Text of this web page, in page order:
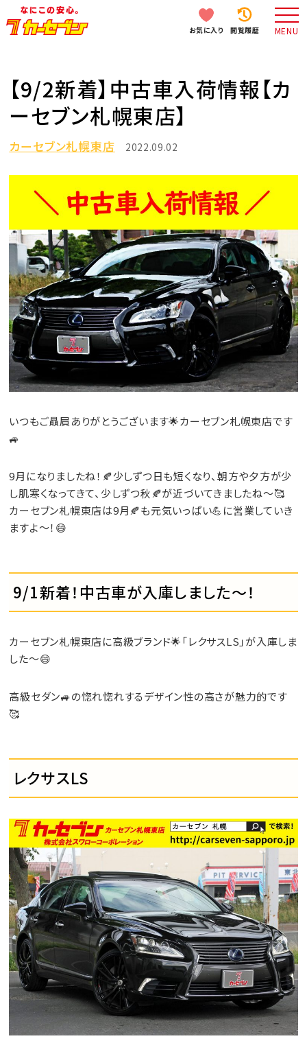
お気に入り 閲覧履歴 MENU
【9/2新着】中古車入荷情報【カ
ーセブン札幌東店】
カーセブン札幌東店 2022.09.02
いつもご贔屓ありがとうございます🌟カーセブン札幌東店です
🚙
9月になりましたね！🍂少しずつ日も短くなり、朝方や夕方が少
し肌寒くなってきて、少しずつ秋🍂が近づいてきましたね～🥰
カーセブン札幌東店は9月🍂も元気いっぱい💪に営業していき
ますよ～！😄
9/1新着！中古車が入庫しました～！
カーセブン札幌東店に高級ブランド🌟「レクサスLS」が入庫しま
した～😄
高級セダン🚙の惚れ惚れするデザイン性の高さが魅力的です
🥰
レクサスLS